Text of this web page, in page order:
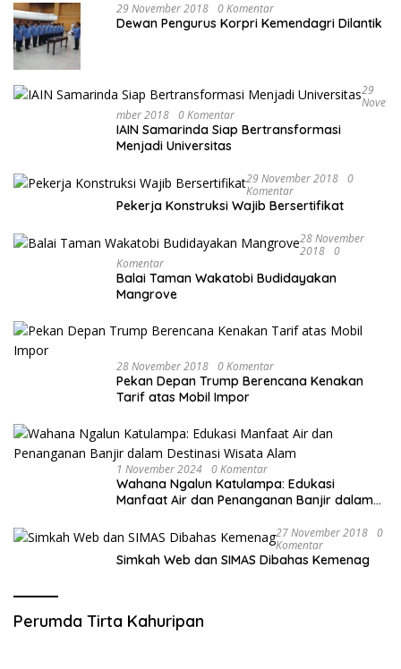
29 November 2018 0 Komentar
Dewan Pengurus Korpri Kemendagri Dilantik
29
Nove
Mber 2018 0 Komentar
IAIN Samarinda Siap Bertransformasi
Menjadi Universitas
29 November 2018 0
Komentar
Pekerja Konstruksi Wajib Bersertifikat
28 November
2018 0
Komentar
Balai Taman Wakatobi Budidayakan
Mangrove
28 November 2018 0 Komentar
Pekan Depan Trump Berencana Kenakan
Tarif atas Mobil Impor
1 November 2024 0 Komentar
Wahana Ngalun Katulampa: Edukasi
Manfaat Air dan Penanganan Banjir dalam
27 November 2018 0
Komentar
Simkah Web dan SIMAS Dibahas Kemenag
Perumda Tirta Kahuripan